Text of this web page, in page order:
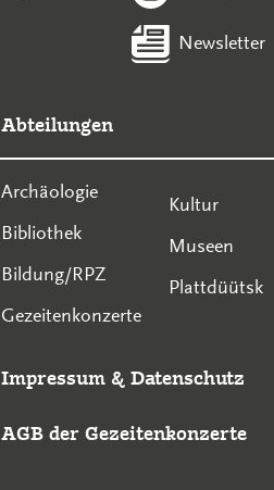
Newsletter
Abteilungen
Archäologie
Bibliothek
Bildung/RPZ
Gezeitenkonzerte
Kultur
Museen
Plattdüütsk
Impressum & Datenschutz
AGB der Gezeitenkonzerte